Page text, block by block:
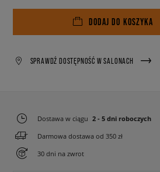
DODAJ DO KOSZYKA
SPRAWDŹ DOSTĘPNOŚĆ W SALONACH
Dostawa w ciągu 2 - 5 dni roboczych
Darmowa dostawa od 350 zł
30 dni na zwrot